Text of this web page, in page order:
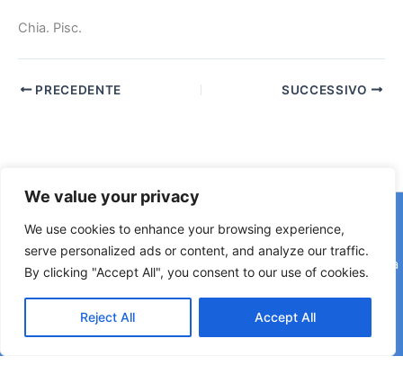
We value your privacy
We use cookies to enhance your browsing experience,
serve personalized ads or content, and analyze our traffic.
By clicking "Accept All", you consent to our use of cookies.
Reject All Accept All
Chia. Pisc.
PRECEDENTE SUCCESSIVO
Copyright © 2026 © F2 Radio Lab - Università degli Studi di
Napoli Federico II è una testata registrata presso il Tribunale di
Napoli. Aut. n.58 30-06-2006 Licenza SIAE n. 508/I/639 Società